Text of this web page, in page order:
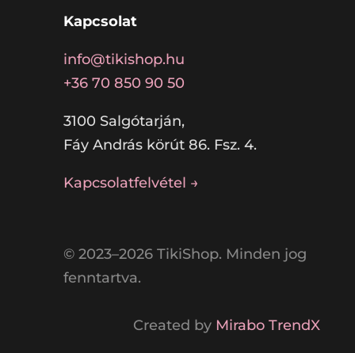
Kapcsolat
info@tikishop.hu
+36 70 850 90 50
3100 Salgótarján,
Fáy András körút 86. Fsz. 4.
Kapcsolatfelvétel →
© 2023–2026 TikiShop. Minden jog
fenntartva.
Created by Mirabo TrendX